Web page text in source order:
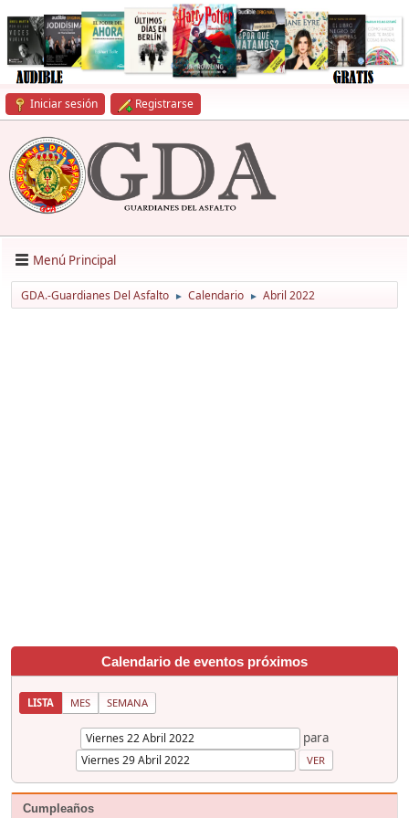
Iniciar sesión Registrarse
Menú Principal
GDA.-Guardianes Del Asfalto ► Calendario ► Abril 2022
Calendario de eventos próximos
LISTA MES SEMANA
para
Cumpleaños